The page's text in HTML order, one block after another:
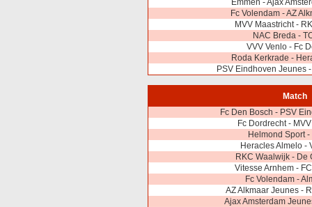
Emmen - Ajax
Fc Volendam - AZ
MVV Maastricht -
NAC Breda -
VVV Venlo - Fc
Roda Kerkrade -
PSV Eindhoven Jeunes
Match
Fc Den Bosch - PSV
Fc Dordrecht -
Helmond Sport
Heracles Almelo -
RKC Waalwijk - De
Vitesse Arnhem -
Fc Volendam -
AZ Alkmaar Jeunes -
Ajax Amsterdam